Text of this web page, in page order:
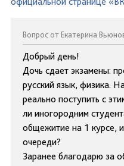
Вопрос от Екатерина
Добрый день!
Дочь сдает экзамены:
русский язык, физика.
реально поступить с
ли иногородним
общежитие на 1 курсе,
очереди?
Заранее благодарю за